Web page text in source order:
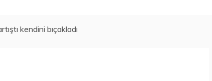
kendini bıçakladı